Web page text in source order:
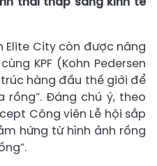
Elite City còn được nâng
KPF (Kohn Pedersen
hàng đầu thế giới để
Đáng chú ý, theo
Công viên Lễ hội sắp
hứng từ hình ảnh rồng